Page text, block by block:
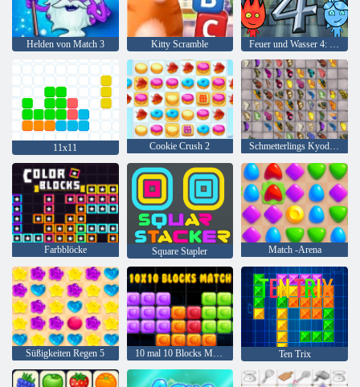
Helden von Match 3 Kitty Scramble Feuer und Wasser 4: Kristalltempel
11x11 Cookie Crush 2 Schmetterlings Kyodai HD
Farbblöcke Square Stapler Match -Arena
Süßigkeiten Regen 5 10 mal 10 Blocks Match Ten Trix